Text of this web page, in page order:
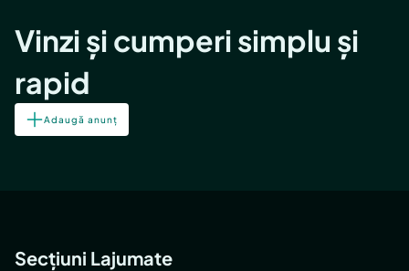
Vinzi și cumperi simplu și
rapid
Adaugă anunț
Secțiuni Lajumate